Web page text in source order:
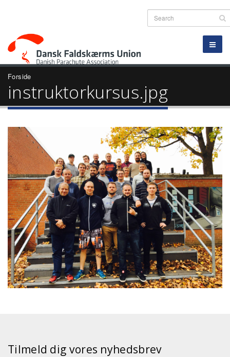
Forside
instruktorkursus.jpg
Tilmeld dig vores nyhedsbrev